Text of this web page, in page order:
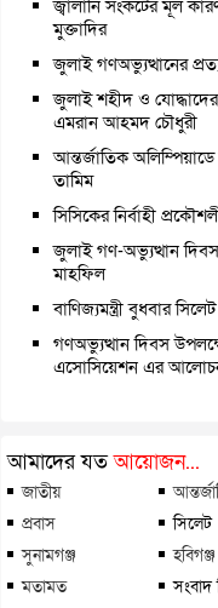
জ্বালানি সংকটের মূল
মুক্তাদির
জুলাই গণঅভ্যুত্থানের
জুলাই শহীদ ও
এমরান আহমদ চৌধুরী
আন্তর্জাতিক
তামিম
সিসিকের নির্বাহী
জুলাই গণ-অভ্যুত্থান
মাহফিল
বাণিজ্যমন্ত্রী বুধবার
গণঅভ্যুত্থান দিবস
এসোসিয়েশন এর
আমাদের যতআয়োজন...
জাতীয়
প্রবাস
সিলেট
সুনামগঞ্জ
হবিগঞ্জ
মতামত
সংবাদ